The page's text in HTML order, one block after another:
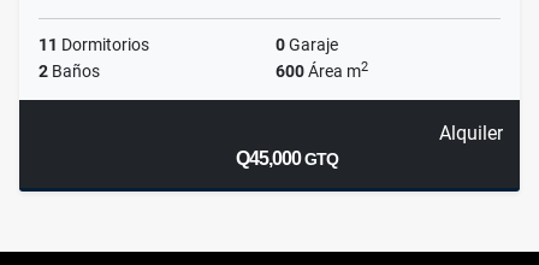
11 Dormitorios 0Garaje
2 Baños 600Área m2
Alquiler
Q45,000GTQ